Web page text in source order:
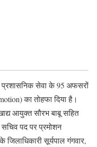
प्रशासनिक सेवा के 95 अफसरों
का तोहफा दिया है।
आयुक्त सौरभ बाबू सहित
पद पर प्रमोशन
सूर्यपाल गंगवार,